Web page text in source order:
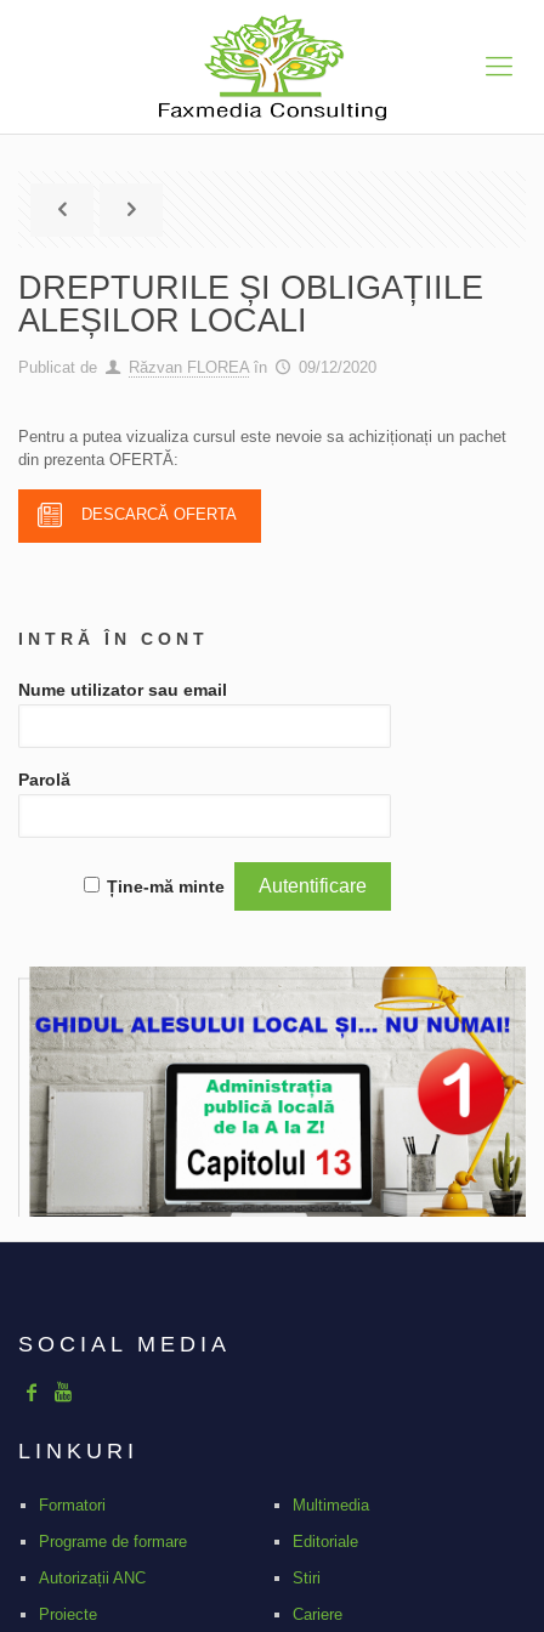
DREPTURILE ȘI OBLIGAȚIILE
ALEȘILOR LOCALI
Publicat de Răzvan FLOREA în 09/12/2020
Pentru a putea vizualiza cursul este nevoie sa achiziționați un pachet
din prezenta OFERTĂ:
DESCARCĂ OFERTA
INTRĂ ÎN CONT
Nume utilizator sau email
Parolă
Ține-mă minte
SOCIAL MEDIA
LINKURI
Formatori
Programe de formare
Autorizații ANC
Proiecte
Multimedia
Editoriale
Stiri
Cariere